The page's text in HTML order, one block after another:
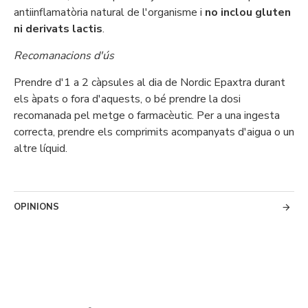
antiinflamatòria natural de l'organisme i no inclou gluten
ni derivats lactis.
Recomanacions d'ús
Prendre d'1 a 2 càpsules al dia de Nordic Epaxtra durant
els àpats o fora d'aquests, o bé prendre la dosi
recomanada pel metge o farmacèutic. Per a una ingesta
correcta, prendre els comprimits acompanyats d'aigua o un
altre líquid.
OPINIONS